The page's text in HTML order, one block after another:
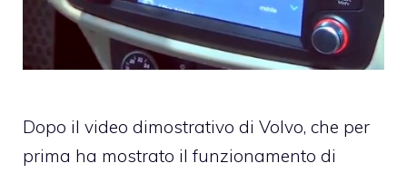
Dopo il video dimostrativo di Volvo, che per
prima ha mostrato il funzionamento di